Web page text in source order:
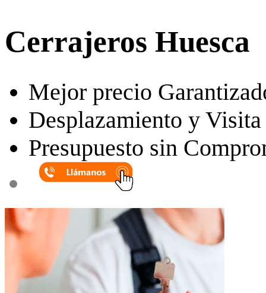
Cerrajeros Huesca
Mejor precio
Desplazamiento y
Presupuesto sin